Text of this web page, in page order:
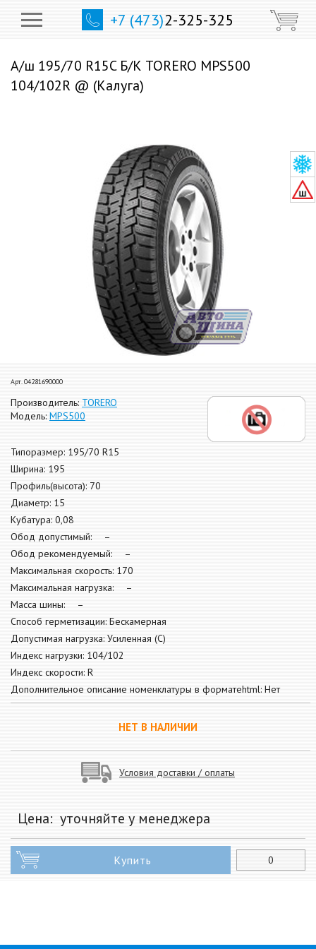
+7 (473)2-325-325
А/ш 195/70 R15C Б/К TORERO MPS500
104/102R @ (Калуга)
Арт. 04281690000
Производитель: TORERO
Модель: MPS500
Типоразмер: 195/70 R15
Ширина: 195
Профиль(высота): 70
Диаметр: 15
Кубатура: 0,08
Обод допустимый: –
Обод рекомендуемый: –
Максимальная скорость: 170
Максимальная нагрузка: –
Масса шины: –
Способ герметизации: Бескамерная
Допустимая нагрузка: Усиленная (С)
Индекс нагрузки: 104/102
Индекс скорости: R
Дополнительное описание номенклатуры в форматеhtml: Нет
НЕТ В НАЛИЧИИ
Условия доставки / оплаты
Цена: уточняйте у менеджера
Купить